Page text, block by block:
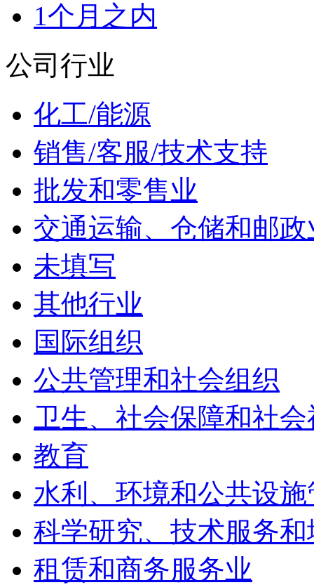
1个月之内
公司行业
化工/能源
销售/客服/技术支持
批发和零售业
交通运输、仓储和邮政
未填写
其他行业
国际组织
公共管理和社会组织
卫生、社会保障和社
教育
水利、环境和公共设
科学研究、技术服务
租赁和商务服务业